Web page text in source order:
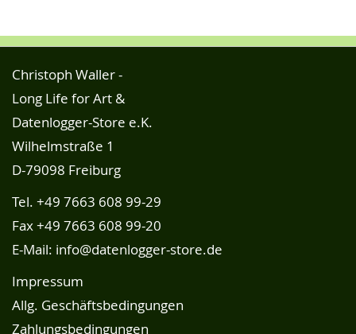
Christoph Waller -
Long Life for Art &
Datenlogger-Store e.K.
Wilhelmstraße 1
D-79098 Freiburg
Tel. +49 7663 608 99-29
Fax +49 7663 608 99-20
E-Mail: info@datenlogger-store.de
Impressum
Allg. Geschäftsbedingungen
Zahlungsbedingungen